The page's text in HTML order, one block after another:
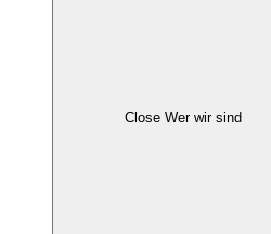
Close Wer wir sind